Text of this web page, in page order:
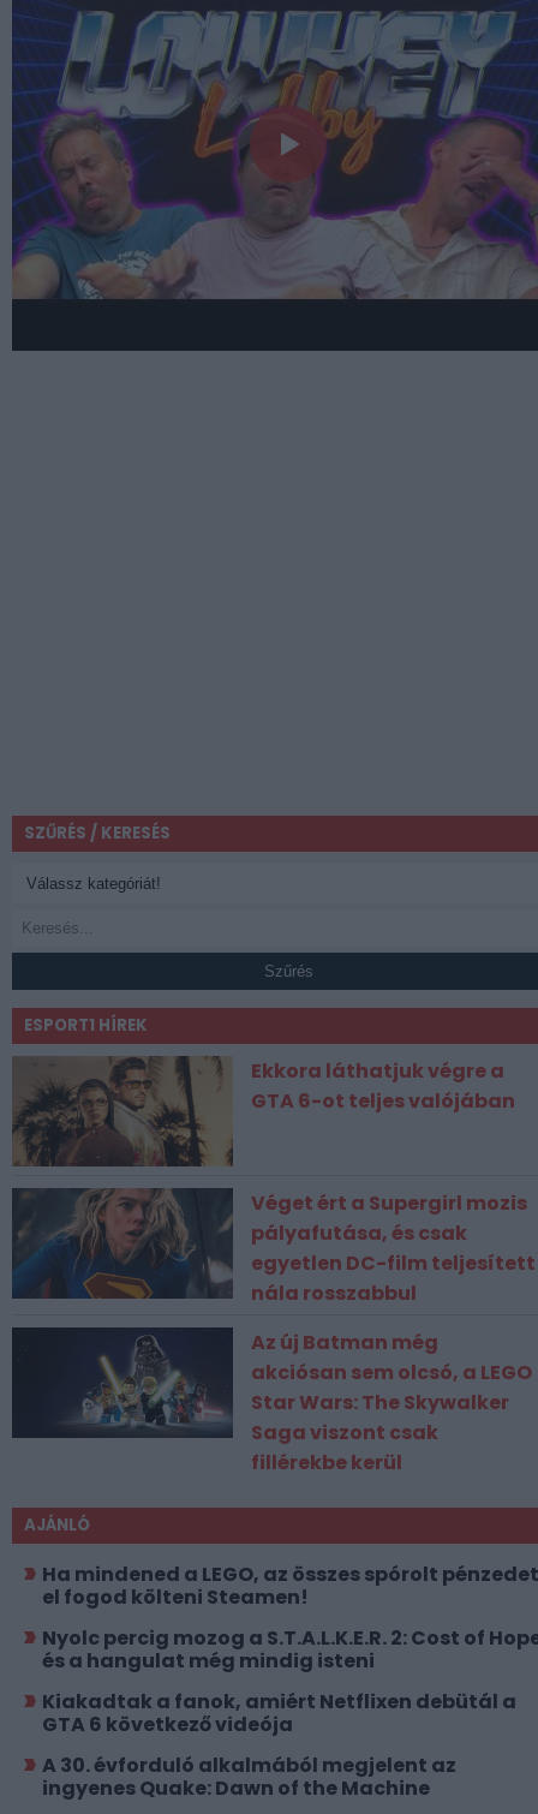
SZŰRÉS / KERESÉS
Szűrés
ESPORT1 HÍREK
Ekkora láthatjuk végre a
GTA 6-ot teljes valójában
Véget ért a Supergirl mozis
pályafutása, és csak
egyetlen DC-film teljesített
nála rosszabbul
Az új Batman még
akciósan sem olcsó, a LEGO
Star Wars: The Skywalker
Saga viszont csak
fillérekbe kerül
AJÁNLÓ
Ha mindened a LEGO, az összes spórolt pénzedet
el fogod költeni Steamen!
Nyolc percig mozog a S.T.A.L.K.E.R. 2: Cost of
és a hangulat még mindig isteni
Kiakadtak a fanok, amiért Netflixen debütál a
GTA 6 következő videója
A 30. évforduló alkalmából megjelent az
ingyenes Quake: Dawn of the Machine